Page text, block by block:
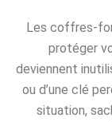
Les coffres-
protéger
deviennent
ou d’une clé
situation,